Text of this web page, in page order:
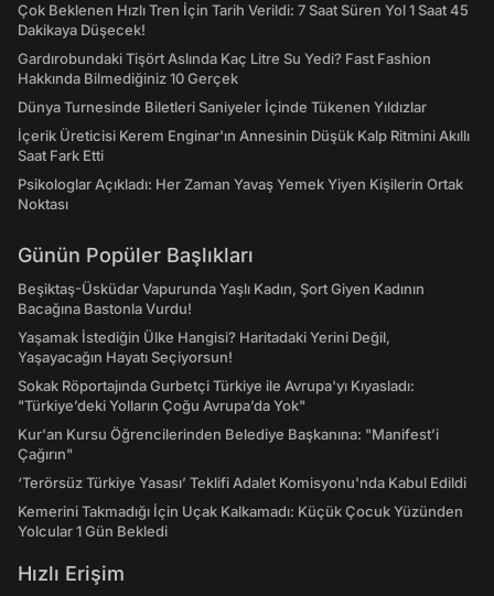
Çok Beklenen Hızlı Tren İçin Tarih Verildi: 7 Saat Süren Yol 1 Saat 45
Dakikaya Düşecek!
Gardırobundaki Tişört Aslında Kaç Litre Su Yedi? Fast Fashion
Hakkında Bilmediğiniz 10 Gerçek
Dünya Turnesinde Biletleri Saniyeler İçinde Tükenen Yıldızlar
İçerik Üreticisi Kerem Enginar'ın Annesinin Düşük Kalp Ritmini Akıllı
Saat Fark Etti
Psikologlar Açıkladı: Her Zaman Yavaş Yemek Yiyen Kişilerin Ortak
Noktası
Günün Popüler Başlıkları
Beşiktaş-Üsküdar Vapurunda Yaşlı Kadın, Şort Giyen Kadının
Bacağına Bastonla Vurdu!
Yaşamak İstediğin Ülke Hangisi? Haritadaki Yerini Değil,
Yaşayacağın Hayatı Seçiyorsun!
Sokak Röportajında Gurbetçi Türkiye ile Avrupa'yı Kıyasladı:
"Türkiye’deki Yolların Çoğu Avrupa’da Yok"
Kur'an Kursu Öğrencilerinden Belediye Başkanına: "Manifest’i
Çağırın"
‘Terörsüz Türkiye Yasası’ Teklifi Adalet Komisyonu'nda Kabul Edildi
Kemerini Takmadığı İçin Uçak Kalkamadı: Küçük Çocuk Yüzünden
Yolcular 1 Gün Bekledi
Hızlı Erişim